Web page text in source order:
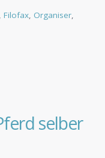
Filofax, Organiser,
selber